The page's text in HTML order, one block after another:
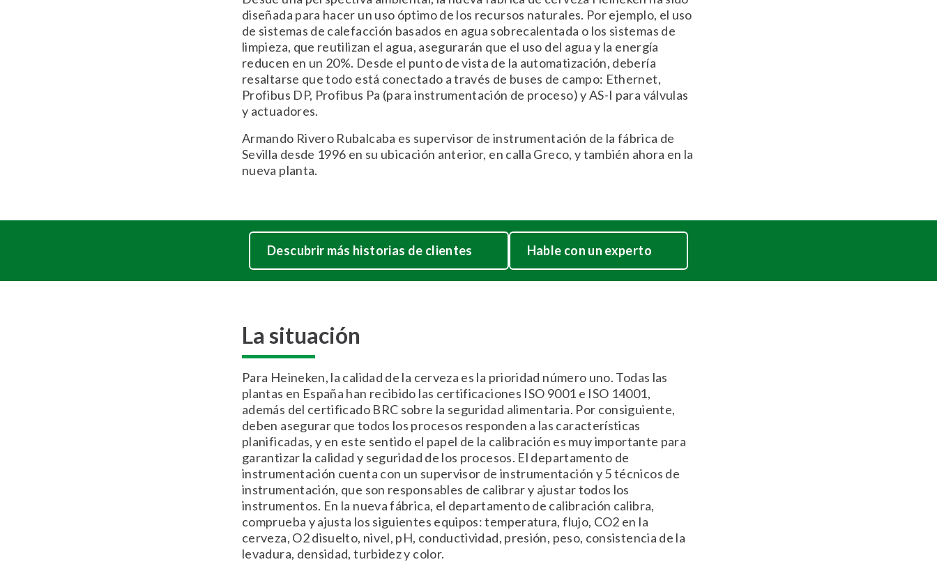
diseñada para hacer un uso óptimo de los recursos naturales. Por ejemplo, el uso
de sistemas de calefacción basados en agua sobrecalentada o los sistemas de
limpieza, que reutilizan el agua, asegurarán que el uso del agua y la energía
reducen en un 20%. Desde el punto de vista de la automatización, debería
resaltarse que todo está conectado a través de buses de campo: Ethernet,
Profibus DP, Profibus Pa (para instrumentación de proceso) y AS-I para válvulas
y actuadores.
Armando Rivero Rubalcaba es supervisor de instrumentación de la fábrica de
Sevilla desde 1996 en su ubicación anterior, en calla Greco, y también ahora en la
nueva planta.
Descubrir más historias de clientes Hable con un experto
La situación
Para Heineken, la calidad de la cerveza es la prioridad número uno. Todas las
plantas en España han recibido las certificaciones ISO 9001 e ISO 14001,
además del certificado BRC sobre la seguridad alimentaria. Por consiguiente,
deben asegurar que todos los procesos responden a las características
planificadas, y en este sentido el papel de la calibración es muy importante para
garantizar la calidad y seguridad de los procesos. El departamento de
instrumentación cuenta con un supervisor de instrumentación y 5 técnicos de
instrumentación, que son responsables de calibrar y ajustar todos los
instrumentos. En la nueva fábrica, el departamento de calibración calibra,
comprueba y ajusta los siguientes equipos: temperatura, flujo, CO2 en la
cerveza, O2 disuelto, nivel, pH, conductividad, presión, peso, consistencia de la
levadura, densidad, turbidez y color.